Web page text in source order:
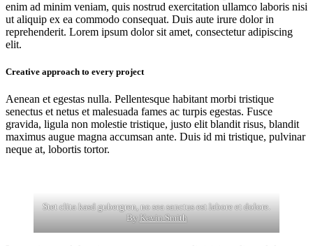
enim ad minim veniam, quis nostrud exercitation ullamco laboris nisi
ut aliquip ex ea commodo consequat. Duis aute irure dolor in
reprehenderit. Lorem ipsum dolor sit amet, consectetur adipiscing
elit.
Creative approach to every project
Aenean et egestas nulla. Pellentesque habitant morbi tristique
senectus et netus et malesuada fames ac turpis egestas. Fusce
gravida, ligula non molestie tristique, justo elit blandit risus, blandit
maximus augue magna accumsan ante. Duis id mi tristique, pulvinar
neque at, lobortis tortor.
Stet clita kasd gubergren, no sea sanctus est labore et dolore.
ByKevin Smith